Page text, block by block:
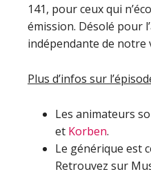
141, pour ceux qui
émission. Désolé pour
indépendante de notre
Plus d’infos sur
Les animateurs
et Korben.
Le générique est
Retrouvez sur